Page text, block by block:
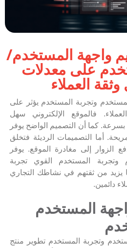
واجهة المستخدم/
على معدلات
وثقة العملاء
وتجربة المستخدم يؤثر على
فالموقع الإلكتروني سهل
بسرعة. كما أن التصميم الواضح يوفر
أما التصميمات الرديئة فتخلق
الزوار إلى مغادرة الموقع. يوفر
وتجربة المستخدم القوي تجربة
يزيد من ثقتهم في نشاطك التجاري
دائمين.
المستخدم
وتجربة المستخدم تطوير منتج